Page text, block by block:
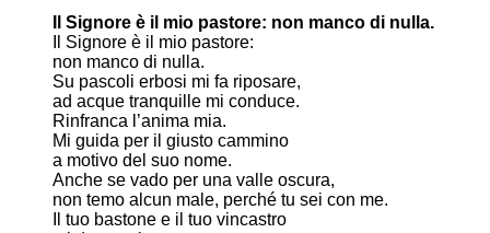
Il Signore è il mio pastore: non manco di nulla.
Il Signore è il mio pastore:
non manco di nulla.
Su pascoli erbosi mi fa riposare,
ad acque tranquille mi conduce.
Rinfranca l’anima mia.
Mi guida per il giusto cammino
a motivo del suo nome.
Anche se vado per una valle oscura,
non temo alcun male, perché tu sei con me.
Il tuo bastone e il tuo vincastro